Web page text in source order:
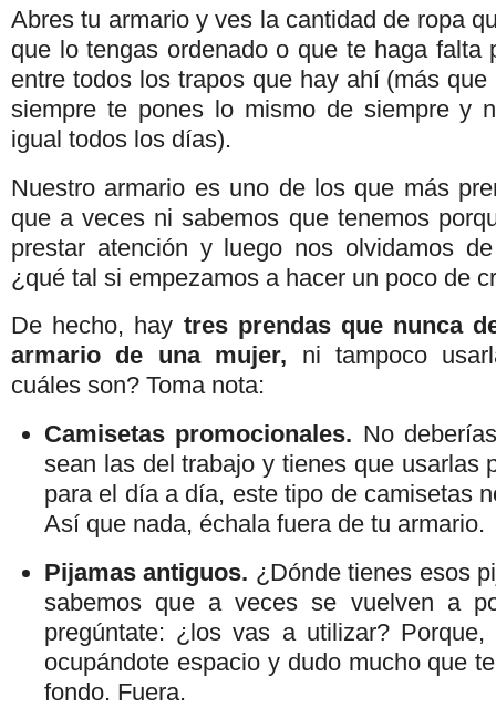
Abres tu armario y ves la cantidad de ropa
que lo tengas ordenado o que te haga falta
entre todos los trapos que hay ahí (más
siempre te pones lo mismo de siempre y
igual todos los días).
Nuestro armario es uno de los que más
que a veces ni sabemos que tenemos
prestar atención y luego nos olvidamos
¿qué tal si empezamos a hacer un poco de
De hecho, hay tres prendas que nunca
armario de una mujer, ni tampoco
cuáles son? Toma nota:
Camisetas promocionales. No
sean las del trabajo y tienes que usarlas
para el día a día, este tipo de camisetas
Así que nada, échala fuera de tu armario.
Pijamas antiguos. ¿Dónde tienes esos
sabemos que a veces se vuelven a
pregúntate: ¿los vas a utilizar?
ocupándote espacio y dudo mucho que
fondo. Fuera.